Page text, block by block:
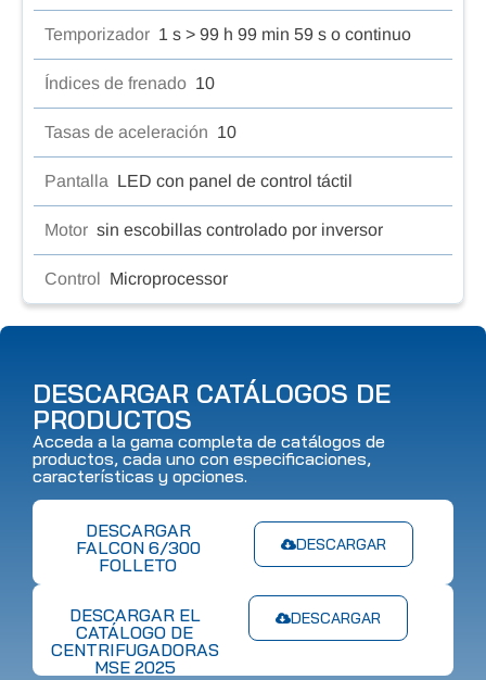
Temporizador 1 s > 99 h 99 min 59 s o continuo
Índices de frenado 10
Tasas de aceleración 10
Pantalla LED con panel de control táctil
Motor sin escobillas controlado por inversor
Control Microprocessor
DESCARGAR CATÁLOGOS DE
PRODUCTOS
Acceda a la gama completa de catálogos de
productos, cada uno con especificaciones,
características y opciones.
DESCARGAR
DESCARGAR
FALCON 6/300
FOLLETO
DESCARGAR
DESCARGAR EL
CATÁLOGO DE
CENTRIFUGADORAS
MSE 2025